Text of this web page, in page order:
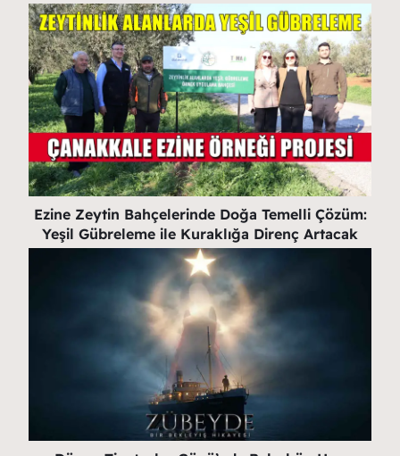
Ezine Zeytin Bahçelerinde Doğa Temelli Çözüm:
Yeşil Gübreleme ile Kuraklığa Direnç Artacak